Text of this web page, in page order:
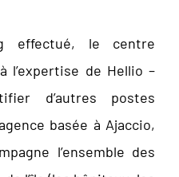
effectué, le centre
l’expertise de Hellio –
d’autres postes
basée à Ajaccio,
l’ensemble des